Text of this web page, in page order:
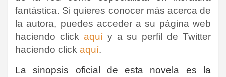
fantástica. Si quieres conocer más acerca de
la autora, puedes acceder a su página web
haciendo click aquíy a su perfil de Twitter
haciendo click aquí.
La sinopsis oficial de esta novela es la